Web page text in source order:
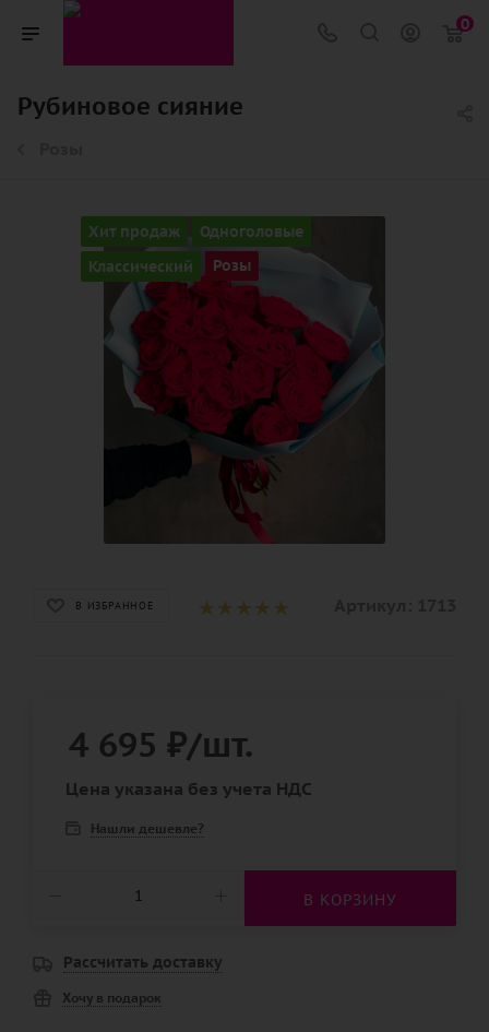
0
Рубиновое сияние
Хит продаж
Одноголовые
Классический
Розы
В ИЗБРАННОЕ
4 695 ₽/шт.
Цена указана без учета НДС
Нашли дешевле?
В КОРЗИНУ
Рассчитать доставку
Хочу в подарок